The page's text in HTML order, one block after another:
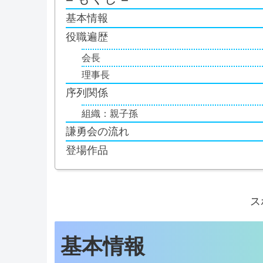
基本情報
役職遍歴
会長
理事長
序列関係
組織：親子孫
謙勇会の流れ
登場作品
ス
基本情報